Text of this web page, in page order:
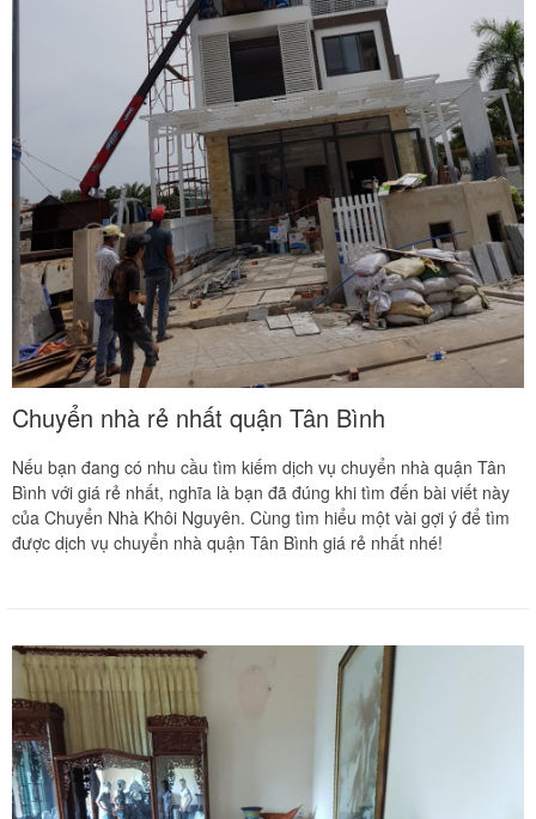
Chuyển nhà rẻ nhất quận Tân Bình
Nếu bạn đang có nhu cầu tìm kiếm dịch vụ chuyển nhà quận Tân
Bình với giá rẻ nhất, nghĩa là bạn đã đúng khi tìm đến bài viết này
của Chuyển Nhà Khôi Nguyên. Cùng tìm hiểu một vài gợi ý để tìm
được dịch vụ chuyển nhà quận Tân Bình giá rẻ nhất nhé!